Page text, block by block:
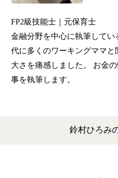
FP2級技能士｜元保育士
金融分野を中心に執筆してい
代に多くのワーキングママ
大さを痛感しました。 お金
事を執筆します。
鈴村ひろみ